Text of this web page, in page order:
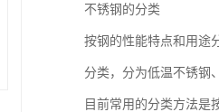
不锈钢的分类
按钢的性能特点和用途
分类，分为低温不锈钢
目前常用的分类方法是